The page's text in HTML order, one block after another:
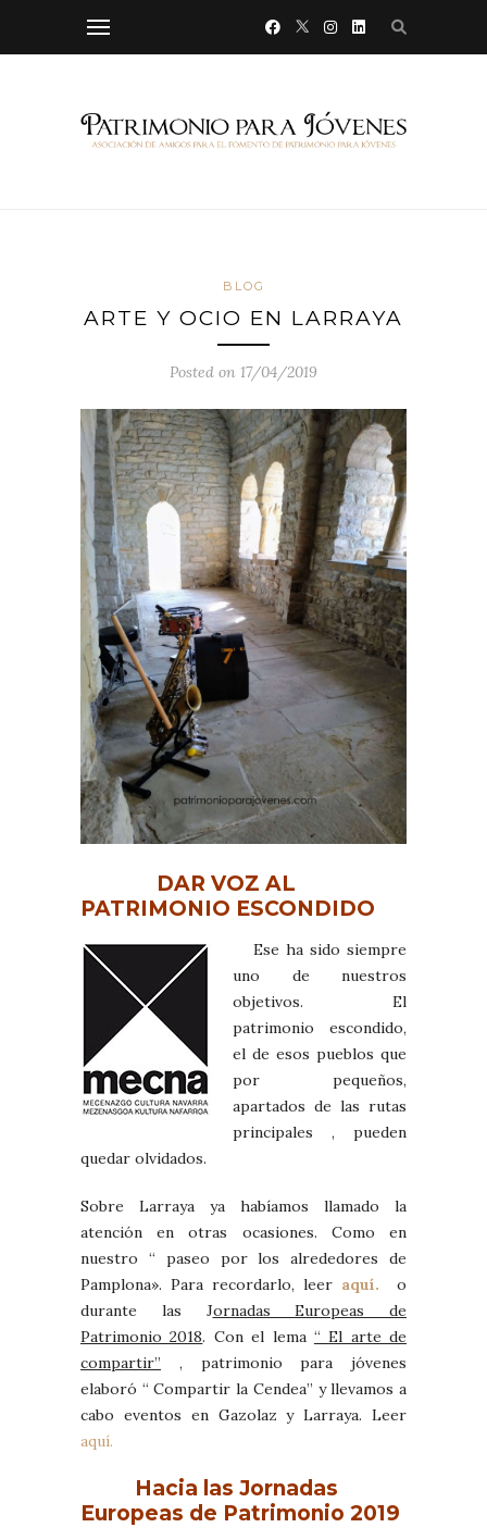
BLOG
ARTE Y OCIO EN LARRAYA
Posted on 17/04/2019
DAR VOZ AL
PATRIMONIO ESCONDIDO
Ese ha sido siempre
uno de nuestros
objetivos. El
patrimonio escondido,
el de esos pueblos que
por pequeños,
apartados de las rutas
principales , pueden
quedar olvidados.
Sobre Larraya ya habíamos llamado la
atención en otras ocasiones. Como en
nuestro “ paseo por los alrededores de
Pamplona». Para recordarlo, leer aquí. o
durante las Jornadas Europeas de
Patrimonio 2018. Con el lema “ El arte de
compartir” , patrimonio para jóvenes
elaboró “ Compartir la Cendea” y llevamos a
cabo eventos en Gazolaz y Larraya. Leer
aquí.
Hacia las Jornadas
Europeas de Patrimonio 2019